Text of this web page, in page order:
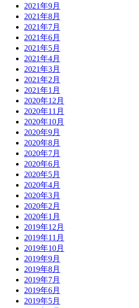
2021年9月
2021年8月
2021年7月
2021年6月
2021年5月
2021年4月
2021年3月
2021年2月
2021年1月
2020年12月
2020年11月
2020年10月
2020年9月
2020年8月
2020年7月
2020年6月
2020年5月
2020年4月
2020年3月
2020年2月
2020年1月
2019年12月
2019年11月
2019年10月
2019年9月
2019年8月
2019年7月
2019年6月
2019年5月